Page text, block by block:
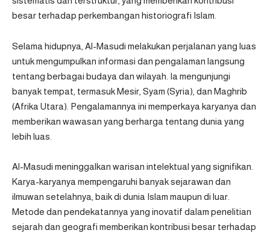
besar terhadap perkembangan historiografi Islam.
Selama hidupnya, Al-Masudi melakukan perjalanan yang luas
untuk mengumpulkan informasi dan pengalaman langsung
tentang berbagai budaya dan wilayah. Ia mengunjungi
banyak tempat, termasuk Mesir, Syam (Syria), dan Maghrib
(Afrika Utara). Pengalamannya ini memperkaya karyanya dan
memberikan wawasan yang berharga tentang dunia yang
lebih luas.
Al-Masudi meninggalkan warisan intelektual yang signifikan.
Karya-karyanya mempengaruhi banyak sejarawan dan
ilmuwan setelahnya, baik di dunia Islam maupun di luar.
Metode dan pendekatannya yang inovatif dalam penelitian
sejarah dan geografi memberikan kontribusi besar terhadap